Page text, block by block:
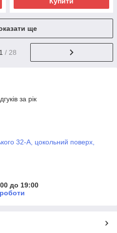
ще
1 / 28
за рік
32-А, цокольний поверх,
до 19:00